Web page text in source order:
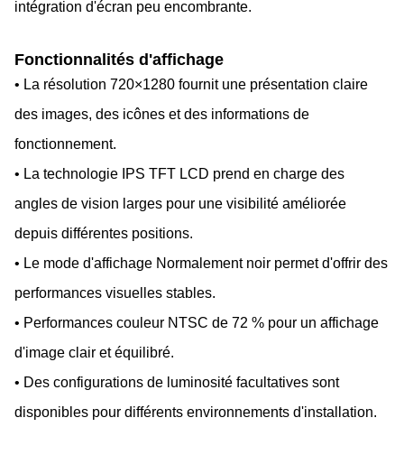
intégration d'écran peu encombrante.
Fonctionnalités d'affichage
• La résolution 720×1280 fournit une présentation claire
des images, des icônes et des informations de
fonctionnement.
• La technologie IPS TFT LCD prend en charge des
angles de vision larges pour une visibilité améliorée
depuis différentes positions.
• Le mode d'affichage Normalement noir permet d'offrir des
performances visuelles stables.
• Performances couleur NTSC de 72 % pour un affichage
d'image clair et équilibré.
• Des configurations de luminosité facultatives sont
disponibles pour différents environnements d'installation.